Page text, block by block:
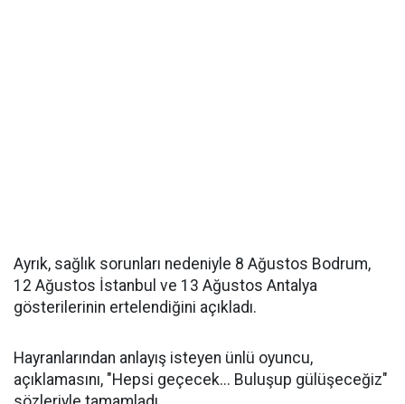
Ayrık, sağlık sorunları nedeniyle 8 Ağustos Bodrum,
12 Ağustos İstanbul ve 13 Ağustos Antalya
gösterilerinin ertelendiğini açıkladı.
Hayranlarından anlayış isteyen ünlü oyuncu,
açıklamasını, "Hepsi geçecek... Buluşup gülüşeceğiz"